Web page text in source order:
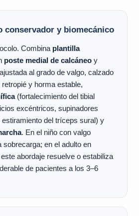
conservador y biomecánico
Combina plantilla
poste medial de calcáneoy
al grado de valgo, calzado
y horma estable,
(fortalecimiento del tibial
excéntricos, supinadores
del tríceps sural) y
. En el niño con valgo
sobrecarga; en el adulto en
abordaje resuelve o estabiliza
de pacientes a los 3–6